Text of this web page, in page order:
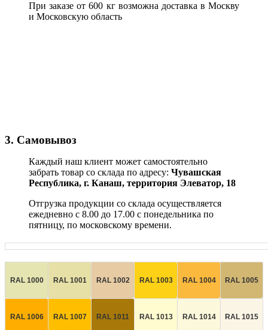
При заказе от 600 кг возможна доставка в Москву
и Московскую область
3. Самовывоз
Каждый наш клиент может самостоятельно
забрать товар со склада по адресу: Чувашская
Республика, г. Канаш, территория Элеватор, 18
Отгрузка продукции со склада осуществляется
ежедневно с 8.00 до 17.00 с понедельника по
пятницу, по московскому времени.
RAL 1000 RAL 1001 RAL 1002 RAL 1003 RAL 1004 RAL 1005
RAL 1006 RAL 1007 RAL 1011 RAL 1013 RAL 1014 RAL 1015